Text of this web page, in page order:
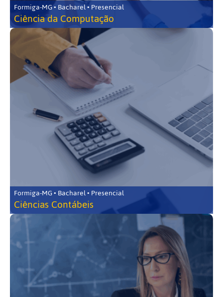
Formiga-MG • Bacharel • Presencial
Ciência da Computação
Formiga-MG • Bacharel • Presencial
Ciências Contábeis